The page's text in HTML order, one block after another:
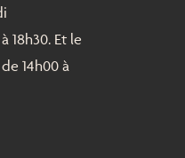
18h30. Et le
14h00 à